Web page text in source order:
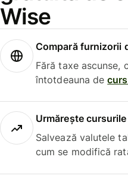
Wise
Compară furnizorii
Fără taxe ascunse,
întotdeauna de
Urmărește
Salvează valutele
cum se modifică